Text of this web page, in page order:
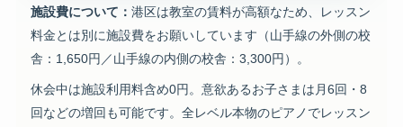
施設費について：港区は教室の賃料が高額なため、レッスン
料金とは別に施設費をお願いしています（山手線の外側の校
舎：1,650円／山手線の内側の校舎：3,300円）。
休会中は施設利用料含め0円。意欲あるお子さまは月6回・8
回などの増回も可能です。全レベル本物のピアノでレッスン